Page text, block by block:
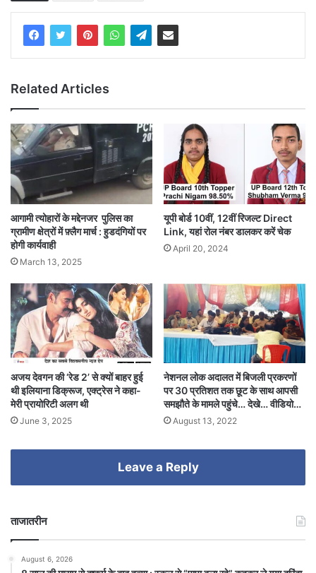
Related Articles
आगामी त्योहारों के मद्देनजर पुलिस का
ग्रामीण क्षेत्रों में फ़्लैग मार्च : हुडदंगियों पर
होगी कार्यवाही
March 13, 2025
यूपी बोर्ड 10वीं, 12वीं रिजल्ट Direct
Link, यहां रोल नंबर डालकर करें चेक
April 20, 2024
अजय देवगन की ‘रेड 2’ से क्यों बाहर हुई
थी इलियाना डिक्रूज, एक्ट्रेस ने कहा-
मेरी प्रायोरिटी अलग थी
June 3, 2025
नेशनल लोक अदालत में बिजली प्रकरणों
पर 30 प्रतिशत तक छूट के साथ आपसी
समझौते के मामले पहुंचे… देखे… वीडियो…
August 13, 2022
Leave a Reply
ताजातरीन
August 6, 2026